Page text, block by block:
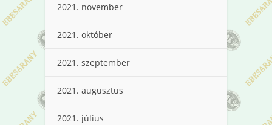
2021. november
2021. október
2021. szeptember
2021. augusztus
2021. július